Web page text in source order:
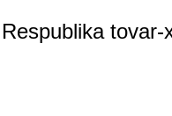
Respublika